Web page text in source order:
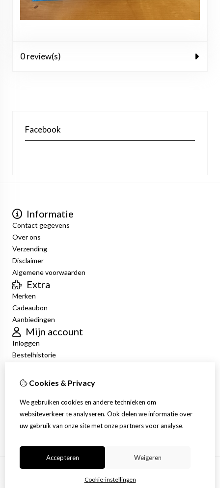
0 review(s)
Facebook
Informatie
Contact gegevens
Over ons
Verzending
Disclaimer
Algemene voorwaarden
Extra
Merken
Cadeaubon
Aanbiedingen
Mijn account
Inloggen
Bestelhistorie
Nieuwsbrief
Klantenservice
Contact
Retourneren
Sitemap
Cookies & Privacy
We gebruiken cookies en andere technieken om
websiteverkeer te analyseren. Ook delen we informatie over
uw gebruik van onze site met onze partners voor analyse.
Accepteren Weigeren
Cookie-instellingen